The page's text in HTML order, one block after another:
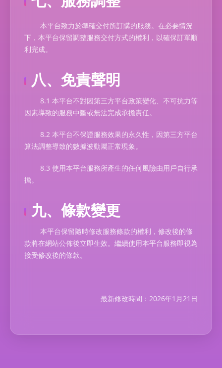
本平台致力於準確交付所訂購的服務。在必要情況
下，本平台保留調整服務交付方式的權利，以確保訂單順
利完成。
八、免責聲明
8.1 本平台不對因第三方平台政策變化、不可抗力等
因素導致的服務中斷或無法完成承擔責任。
8.2 本平台不保證服務效果的永久性，因第三方平台
算法調整導致的數據波動屬正常現象。
8.3 使用本平台服務所產生的任何風險由用戶自行承
擔。
九、條款變更
本平台保留隨時修改服務條款的權利，修改後的條
款將在網站公佈後立即生效。繼續使用本平台服務即視為
接受修改後的條款。
最新修改時間：2026年1月21日